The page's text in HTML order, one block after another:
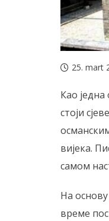
25. mart
Као
стоји
вијека.
самом
На
време